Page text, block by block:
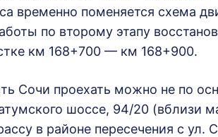
временно поменяется схема
по второму этапу
км 168+700 — км 168+900.
Сочи проехать можно не по
шоссе, 94/20 (вблизи
в районе пересечения с ул.